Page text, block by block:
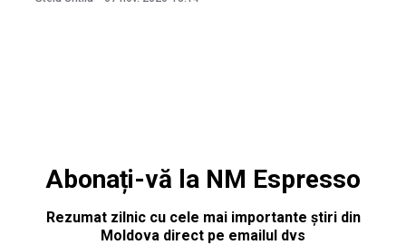
Abonați-vă la NM Espresso
Rezumat zilnic cu cele mai importante știri din
Moldova direct pe emailul dvs